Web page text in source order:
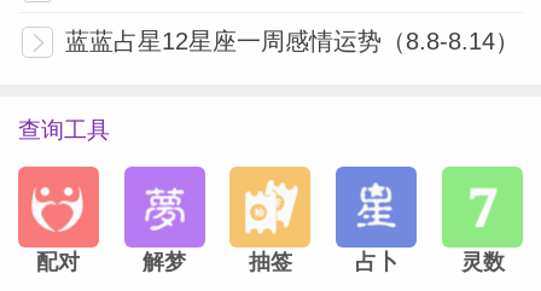
蓝蓝占星12星座一周感情运势（8.8-8.14）
查询工具
配对 解梦 抽签 占卜 灵数